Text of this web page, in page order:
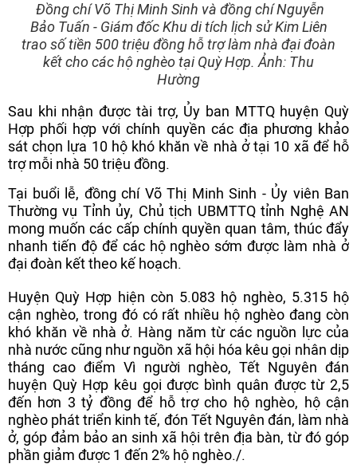
Đồng chí Võ Thị Minh Sinh và đồng chí Nguyễn
Bảo Tuấn - Giám đốc Khu di tích lịch sử Kim Liên
trao số tiền 500 triệu đồng hỗ trợ làm nhà đại đoàn
kết cho các hộ nghèo tại Quỳ Hợp. Ảnh: Thu
Hường
Sau khi nhận được tài trợ, Ủy ban MTTQ huyện Quỳ
Hợp phối hợp với chính quyền các địa phương khảo
sát chọn lựa 10 hộ khó khăn về nhà ở tại 10 xã để hỗ
trợ mỗi nhà 50 triệu đồng.
Tại buổi lễ, đồng chí Võ Thị Minh Sinh - Ủy viên Ban
Thường vụ Tỉnh ủy, Chủ tịch UBMTTQ tỉnh Nghệ AN
mong muốn các cấp chính quyền quan tâm, thúc đẩy
nhanh tiến độ để các hộ nghèo sớm được làm nhà ở
đại đoàn kết theo kế hoạch.
Huyện Quỳ Hợp hiện còn 5.083 hộ nghèo, 5.315 hộ
cận nghèo, trong đó có rất nhiều hộ nghèo đang còn
khó khăn về nhà ở. Hàng năm từ các nguồn lực của
nhà nước cũng như nguồn xã hội hóa kêu gọi nhân dịp
tháng cao điểm Vì người nghèo, Tết Nguyên đán
huyện Quỳ Hợp kêu gọi được bình quân được từ 2,5
đến hơn 3 tỷ đồng để hỗ trợ cho hộ nghèo, hộ cận
nghèo phát triển kinh tế, đón Tết Nguyên đán, làm nhà
ở, góp đảm bảo an sinh xã hội trên địa bàn, từ đó góp
phần giảm được 1 đến 2% hộ nghèo./.